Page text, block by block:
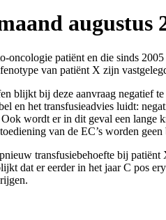
augustus
oncologie patiënt en die sinds
van patiënt X zijn
blijkt bij deze aanvraag negatief
en het transfusieadvies luidt:
wordt er in dit geval een
van de EC’s worden
transfusiebehoefte bij
dat er eerder in het jaar C pos